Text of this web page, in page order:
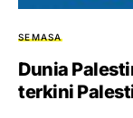
SEMASA
Dunia
terkini